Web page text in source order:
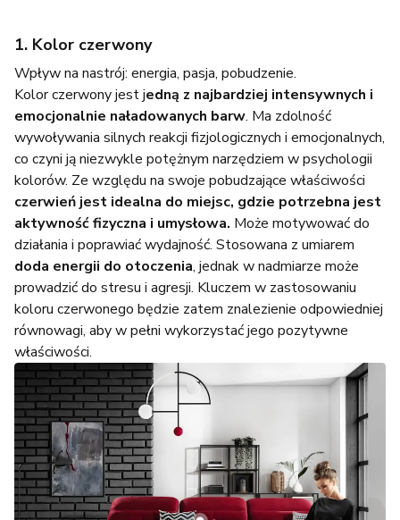
1. Kolor czerwony
Wpływ na nastrój: energia, pasja, pobudzenie.
Kolor czerwony jest jedną z najbardziej intensywnych i
emocjonalnie naładowanych barw. Ma zdolność
wywoływania silnych reakcji fizjologicznych i emocjonalnych,
co czyni ją niezwykle potężnym narzędziem w psychologii
kolorów. Ze względu na swoje pobudzające właściwości
czerwień jest idealna do miejsc, gdzie potrzebna jest
aktywność fizyczna i umysłowa. Może motywować do
działania i poprawiać wydajność. Stosowana z umiarem
doda energii do otoczenia, jednak w nadmiarze może
prowadzić do stresu i agresji. Kluczem w zastosowaniu
koloru czerwonego będzie zatem znalezienie odpowiedniej
równowagi, aby w pełni wykorzystać jego pozytywne
właściwości.